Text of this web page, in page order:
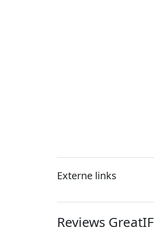
Externe links
Reviews GreatIF